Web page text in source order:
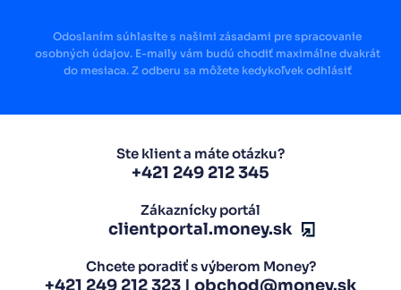
Odoslaním súhlasíte s našimi zásadami pre spracovanie
osobných údajov. E-maily vám budú chodiť maximálne dvakrát
do mesiaca. Z odberu sa môžete kedykoľvek odhlásiť
Ste klient a máte otázku?
+421 249 212 345
Zákaznícky portál
clientportal.money.sk
Chcete poradiť s výberom Money?
+421 249 212 323| obchod@money.sk